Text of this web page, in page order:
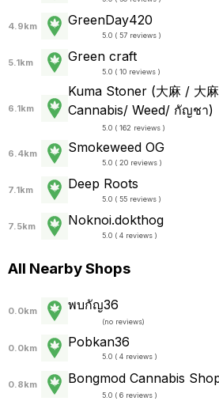
4.9km GreenDay420
5.0 ( 57 reviews )
5.1km Green craft
5.0 ( 10 reviews )
6.1km
Kuma Stoner (大麻 / 大
Cannabis/ Weed/ กัญชา)
5.0 ( 162 reviews )
6.4km Smokeweed OG
5.0 ( 20 reviews )
7.1km Deep Roots
5.0 ( 55 reviews )
7.5km Noknoi.dokthog
5.0 ( 4 reviews )
All Nearby Shops
0.0km พบกัญ36
(no reviews)
0.0km Pobkan36
5.0 ( 4 reviews )
0.8km Bongmod Cannabis
5.0 ( 6 reviews )